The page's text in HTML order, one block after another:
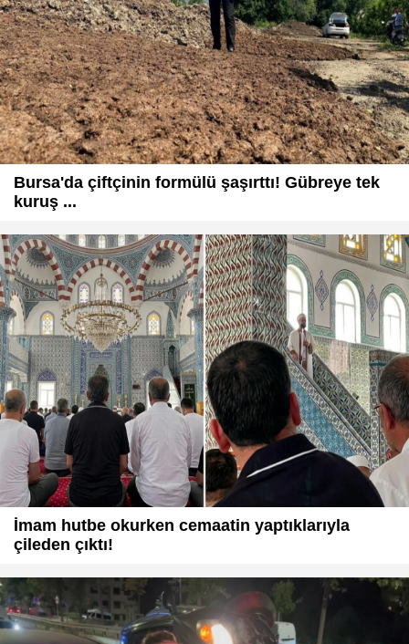
Bursa'da çiftçinin formülü şaşırttı! Gübreye tek
kuruş ...
İmam hutbe okurken cemaatin yaptıklarıyla
çileden çıktı!